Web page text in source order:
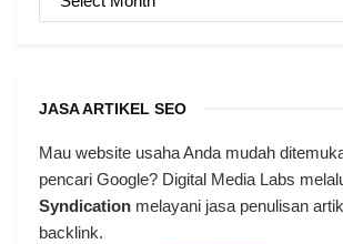
JASA ARTIKEL SEO
Mau website usaha Anda mudah
pencari Google? Digital Media Labs
Syndication melayani jasa penulisan
backlink.